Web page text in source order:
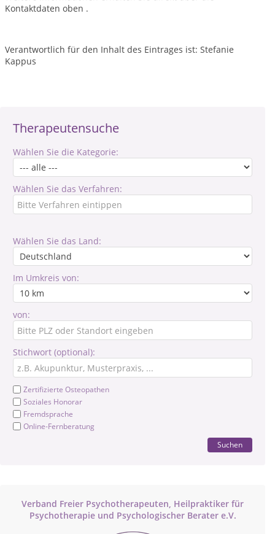
Therapeutensuche
Wählen Sie die Kategorie:
Wählen Sie das Verfahren:
Wählen Sie das Land:
Im Umkreis von:
von:
Stichwort (optional):
Zertifizierte Osteopathen
Soziales Honorar
Fremdsprache
Online-Fernberatung
Suchen
Verband Freier Psychotherapeuten, Heilpraktiker für
Psychotherapie und Psychologischer Berater e.V.
Kontaktdaten oben .
Verantwortlich für den Inhalt des Eintrages ist: Stefanie
Kappus